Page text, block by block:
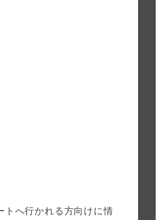
トへ行かれる方向けに情